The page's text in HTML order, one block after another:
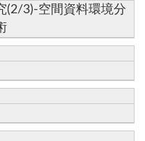
(2/3)-空間資料環境分